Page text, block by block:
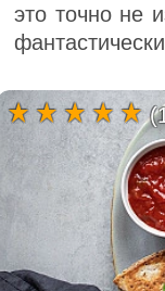
это точно не